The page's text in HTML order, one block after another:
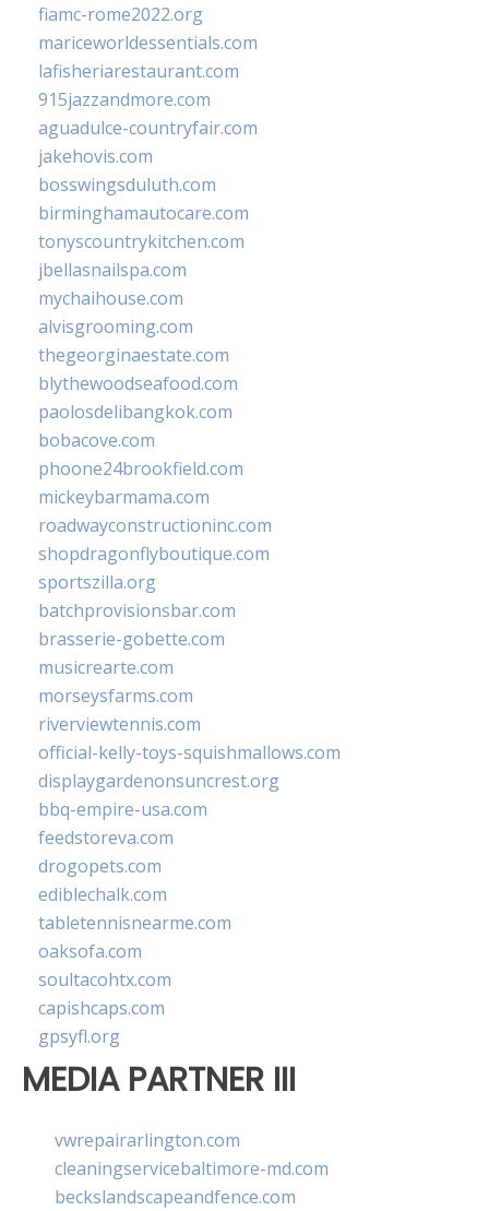
fiamc-rome2022.org
mariceworldessentials.com
lafisheriarestaurant.com
915jazzandmore.com
aguadulce-countryfair.com
jakehovis.com
bosswingsduluth.com
birminghamautocare.com
tonyscountrykitchen.com
jbellasnailspa.com
mychaihouse.com
alvisgrooming.com
thegeorginaestate.com
blythewoodseafood.com
paolosdelibangkok.com
bobacove.com
phoone24brookfield.com
mickeybarmama.com
roadwayconstructioninc.com
shopdragonflyboutique.com
sportszilla.org
batchprovisionsbar.com
brasserie-gobette.com
musicrearte.com
morseysfarms.com
riverviewtennis.com
official-kelly-toys-squishmallows.com
displaygardenonsuncrest.org
bbq-empire-usa.com
feedstoreva.com
drogopets.com
ediblechalk.com
tabletennisnearme.com
oaksofa.com
soultacohtx.com
capishcaps.com
gpsyfl.org
MEDIA PARTNER III
vwrepairarlington.com
cleaningservicebaltimore-md.com
beckslandscapeandfence.com